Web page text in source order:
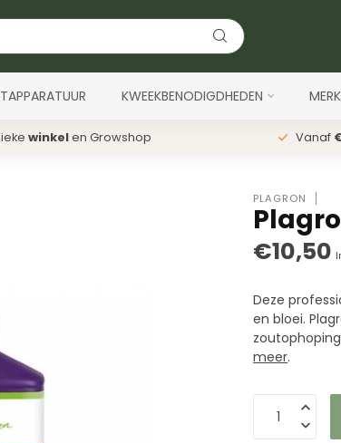
KWEEKBENODIGDHEDEN
winkelen Growshop Vanaf
PLAGRON
€10,50
Deze
en bloei.
meer.